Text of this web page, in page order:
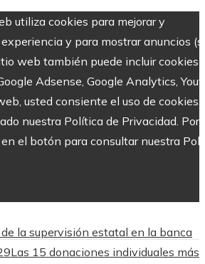
utiliza cookies para mejorar y
y para mostrar anuncios
web también puede incluir cookies
Adsense, Google Analytics,
usted consiente el uso de cookies.
nuestra Política de Privacidad. Por
el botón para consultar nuestra
la supervisión estatal en la banca
Las 15 donaciones individuales más